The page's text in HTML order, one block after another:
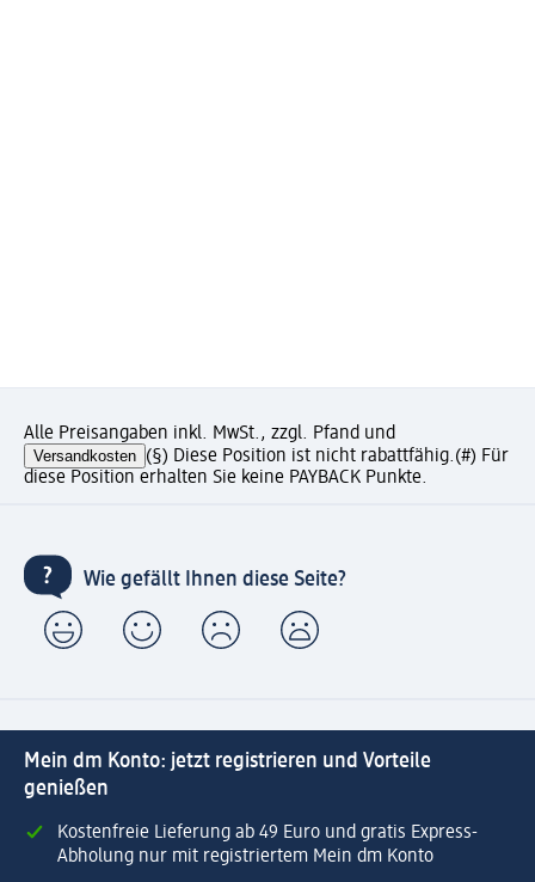
Alle Preisangaben inkl. MwSt., zzgl. Pfand und
Versandkosten (§) Diese Position ist nicht rabattfähig.(#) Für
diese Position erhalten Sie keine PAYBACK Punkte.
Wie gefällt Ihnen diese Seite?
Mein dm Konto: jetzt registrieren und Vorteile
genießen
Kostenfreie Lieferung ab 49 Euro und gratis Express-
Abholung nur mit registriertem Mein dm Konto